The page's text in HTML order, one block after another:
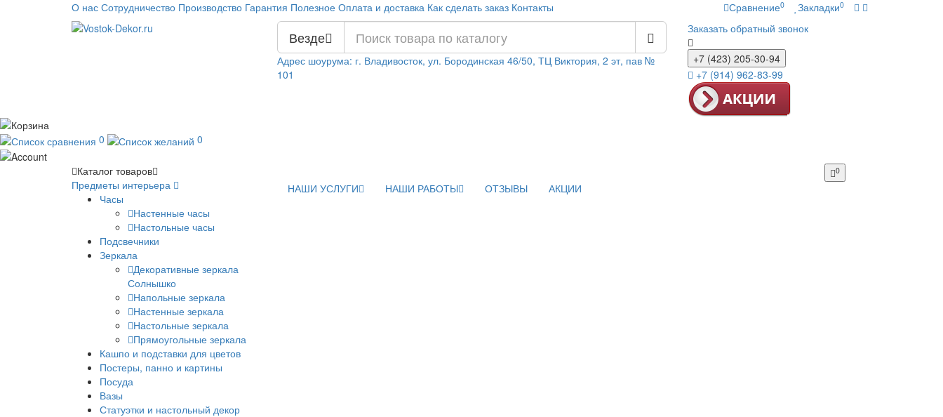
О нас Сотрудничество Производство Гарантия Полезное Оплата и доставка Как сделать заказ Контакты Сравнение0 Закладки0
Везде
Адрес шоурума: г. Владивосток, ул. Бородинская 46/50, ТЦ Виктория, 2 эт, пав №
101
Заказать обратный звонок
+7 (423) 205-30-94
+7 (914) 962-83-99
0 0
Каталог товаров
Предметы интерьера
Часы
Настенные часы
Настольные часы
Подсвечники
Зеркала
Декоративные зеркала
Солнышко
Напольные зеркала
Настенные зеркала
Настольные зеркала
Прямоугольные зеркала
Кашпо и подставки для цветов
Постеры, панно и картины
Посуда
Вазы
Статуэтки и настольный декор
НАШИ УСЛУГИ НАШИ РАБОТЫ ОТЗЫВЫ АКЦИИ
0